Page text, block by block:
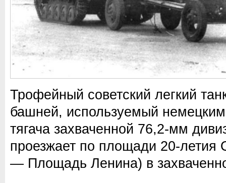
Трофейный советский легкий
башней, используемый
тягача захваченной 76,2-мм
проезжает по площади 20-летия
— Площадь Ленина) в